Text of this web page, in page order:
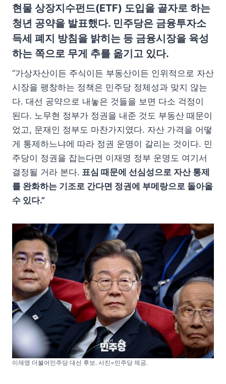
현물 상장지수펀드(ETF) 도입을 골자로 하는
청년 공약을 발표했다. 민주당은 금융투자소
득세 폐지 방침을 밝히는 등 금융시장을 육성
하는 쪽으로 무게 추를 옮기고 있다.
“가상자산이든 주식이든 부동산이든 인위적으로 자산
시장을 팽창하는 정책은 민주당 정체성과 맞지 않는
다. 대선 공약으로 내놓은 것들을 보면 다소 걱정이
된다. 노무현 정부가 정권을 내준 것도 부동산 때문이
었고, 문재인 정부도 마찬가지였다. 자산 가격을 어떻
게 통제하느냐에 따라 정권 운명이 갈리는 것이다. 민
주당이 정권을 잡는다면 이재명 정부 운명도 여기서
결정될 거라 본다. 표심 때문에 선심성으로 자산 통제
를 완화하는 기조로 간다면 정권에 부메랑으로 돌아올
수 있다.”
이재명 더불어민주당 대선 후보. 사진=민주당 제공.